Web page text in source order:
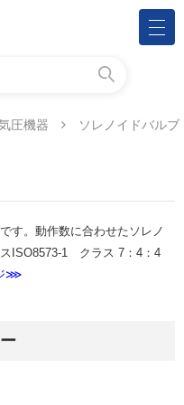
圧機器 ソレノイドバルブ
す。動作数に合わせたソレノ
スISO8573-1 クラス 7：4：4
⋙